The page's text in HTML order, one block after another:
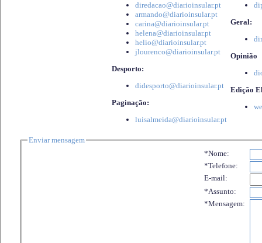
diredacao@diarioinsular.pt
armando@diarioinsular.pt
carina@diarioinsular.pt
helena@diarioinsular.pt
helio@diarioinsular.pt
jlourenco@diarioinsular.pt
Desporto:
didesporto@diarioinsular.pt
Paginação:
luisalmeida@diarioinsular.pt
Geral:
Opinião
Edição
Enviar mensagem
*Nome:
*Telefone:
E-mail:
*Assunto:
*Mensagem: